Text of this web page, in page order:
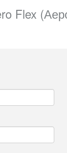
Flex